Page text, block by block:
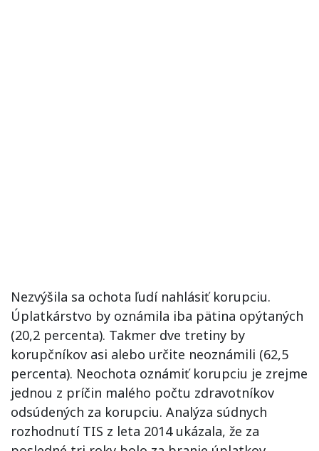
Nezvýšila sa ochota ľudí nahlásiť korupciu.
Úplatkárstvo by oznámila iba pätina opýtaných
(20,2 percenta). Takmer dve tretiny by
korupčníkov asi alebo určite neoznámili (62,5
percenta). Neochota oznámiť korupciu je zrejme
jednou z príčin malého počtu zdravotníkov
odsúdených za korupciu. Analýza súdnych
rozhodnutí TIS z leta 2014 ukázala, že za